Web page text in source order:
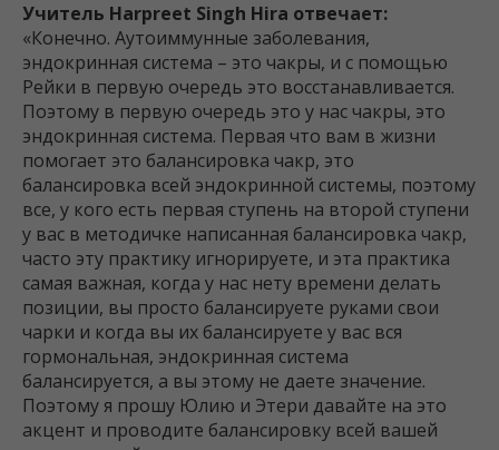
Учитель Harpreet Singh Hira отвечает:
«Конечно. Аутоиммунные заболевания,
эндокринная система – это чакры, и с помощью
Рейки в первую очередь это восстанавливается.
Поэтому в первую очередь это у нас чакры, это
эндокринная система. Первая что вам в жизни
помогает это балансировка чакр, это
балансировка всей эндокринной системы, поэтому
все, у кого есть первая ступень на второй ступени
у вас в методичке написанная балансировка чакр,
часто эту практику игнорируете, и эта практика
самая важная, когда у нас нету времени делать
позиции, вы просто балансируете руками свои
чарки и когда вы их балансируете у вас вся
гормональная, эндокринная система
балансируется, а вы этому не даете значение.
Поэтому я прошу Юлию и Этери давайте на это
акцент и проводите балансировку всей вашей